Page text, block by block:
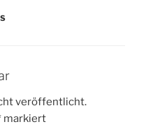
veröffentlicht.
markiert